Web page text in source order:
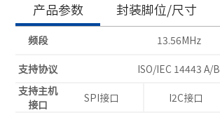
产品参数 封装脚位/尺寸
频段 13.56MHz
支持协议
ISO/IEC 14443 A/B
支持主机
接口
SPI接口 I2C接口